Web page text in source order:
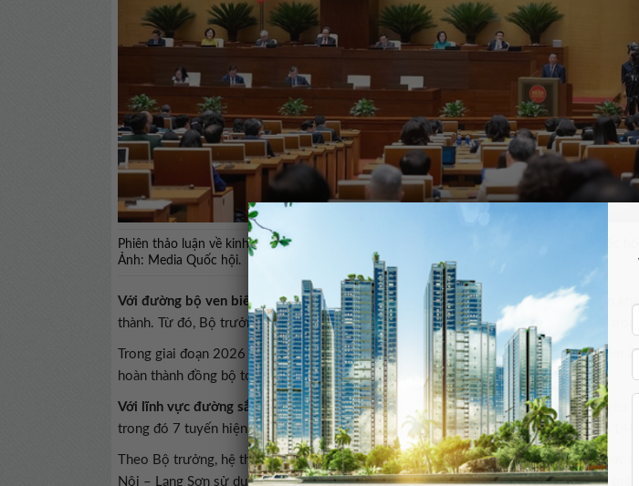
Phiên thảo luận về kinh tế – xã hội trong khuôn khổ chương trình kỳ họp thứ nhất, Quốc
Ảnh: Media Quốc hội.
Với đường bộ ven biển
, hiện nay đã hoàn thành 1.701 km (khoảng 60%), đang triển
thành. Từ đó, Bộ trưởng đề nghị các địa phương khẩn trương triển khai hoàn thành
Trong giai đoạn 2026 – 2030, Bộ trưởng Xây dựng cho biết cần tiếp tục đầu tư thêm
hoàn thành đồng bộ toàn tuyến.
Với lĩnh vực đường sắt,ông Trần Hồng Minh dẫn quy hoạch mạng lưới gồm 25 tuyến
trong đó 7 tuyến hiện hữu dài 2.510 km và 18 tuyến xây dựng mới với chiều dài 4.148
Theo Bộ trưởng, hệ thống đường sắt quốc gia hiện nay chủ yếu khổ 1.000 mm, được
Nội – Lạng Sơn sử dụng khổ tiêu chuẩn 1.435 mm. Thời gian tới, sẽ tập trung phát